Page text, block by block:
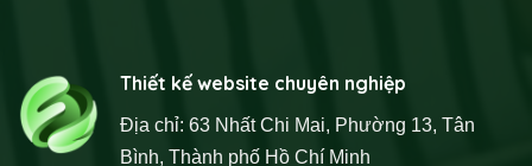
Thiết kế website chuyên nghiệp
Địa chỉ: 63 Nhất Chi Mai, Phường 13, Tân
Bình, Thành phố Hồ Chí Minh